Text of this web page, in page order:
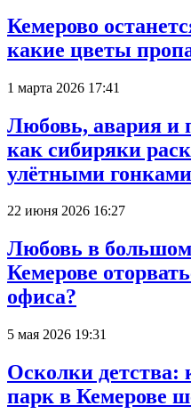
Кемерово
какие цветы
1 марта 2026 17:41
Любовь, авария и
как сибиряки
улётными гонками
22 июня 2026 16:27
Любовь в большом
Кемерове
офиса?
5 мая 2026 19:31
Осколки детства:
парк в Кемерове